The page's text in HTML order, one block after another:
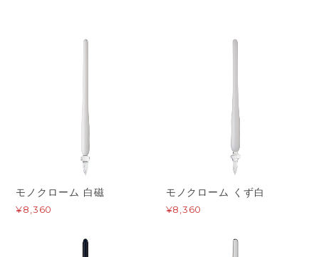
モノクローム 白磁
¥8,360
モノクローム くず白
¥8,360